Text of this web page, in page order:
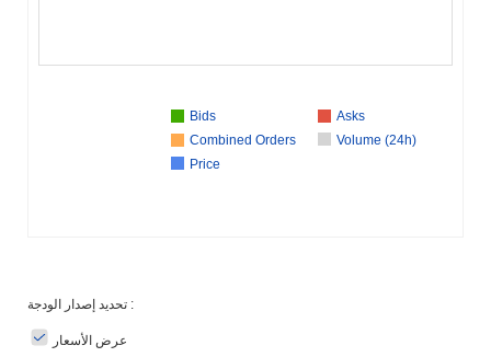
Bids
Asks
Combined Orders
Volume (24h)
Price
تحديد إصدار الودجة :
عرض الأسعار